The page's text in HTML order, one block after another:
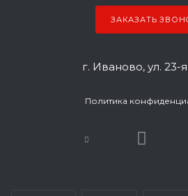
ЗАКАЗАТЬ
г. Иваново, ул. 23-
Политика